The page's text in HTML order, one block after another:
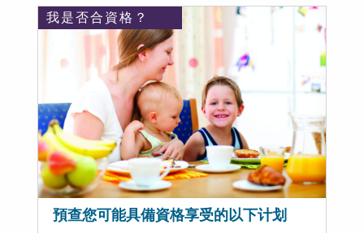
我是否合資格？
預查您可能具備資格享受的以下计划